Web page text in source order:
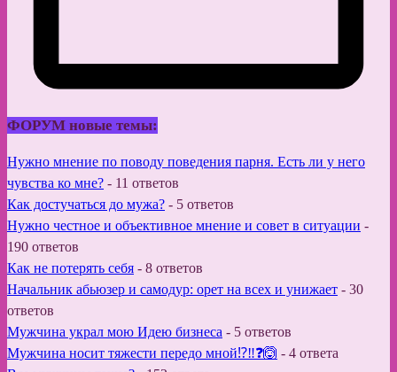
ФОРУМ новые темы:
Нужно мнение по поводу поведения парня. Есть ли у него
чувства ко мне? - 11 ответов
Как достучаться до мужа? - 5 ответов
Нужно честное и объективное мнение и совет в ситуации -
190 ответов
Как не потерять себя - 8 ответов
Начальник абьюзер и самодур: орет на всех и унижает - 30
ответов
Мужчина украл мою Идею бизнеса - 5 ответов
Мужчина носит тяжести передо мной⁉️‼️❓🙆 - 4 ответа